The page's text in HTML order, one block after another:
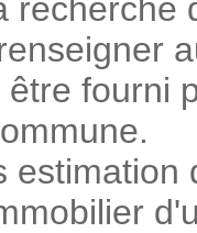
recherche
fourni